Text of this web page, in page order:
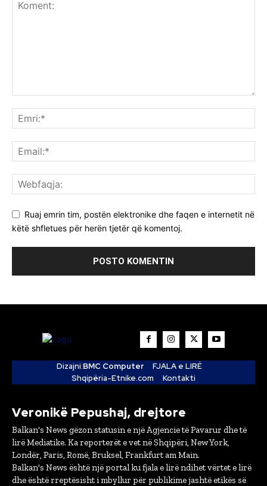
Ruaj emrin tim, postën elektronike dhe faqen e internetit në
këtë shfletues për herën tjetër që komentoj.
Dizajni:BMC Computer
FJALA e LIRË
Shqipëria-Etnike.com
Kontakti
Veronikë Pepushaj, drejtore
Balkan's News gëzon statusin e një Agjencie të Pavarur dhe të
lirë Mediatike. Ka reporterët e vet në Shqipëri, New York,
Londër, Paris, Romë, Bruksel, Frankfurt am Main.
Balkan's News është një portal ku fjala e lirë ndihet vërtet e lirë
dhe është rreptësisht i mbyllur për publikime jashtë etikës së